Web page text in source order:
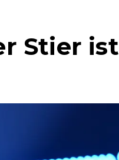
Stier ist